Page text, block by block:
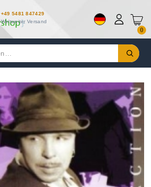
+49 5481 847429
Weltweiter Versand
0